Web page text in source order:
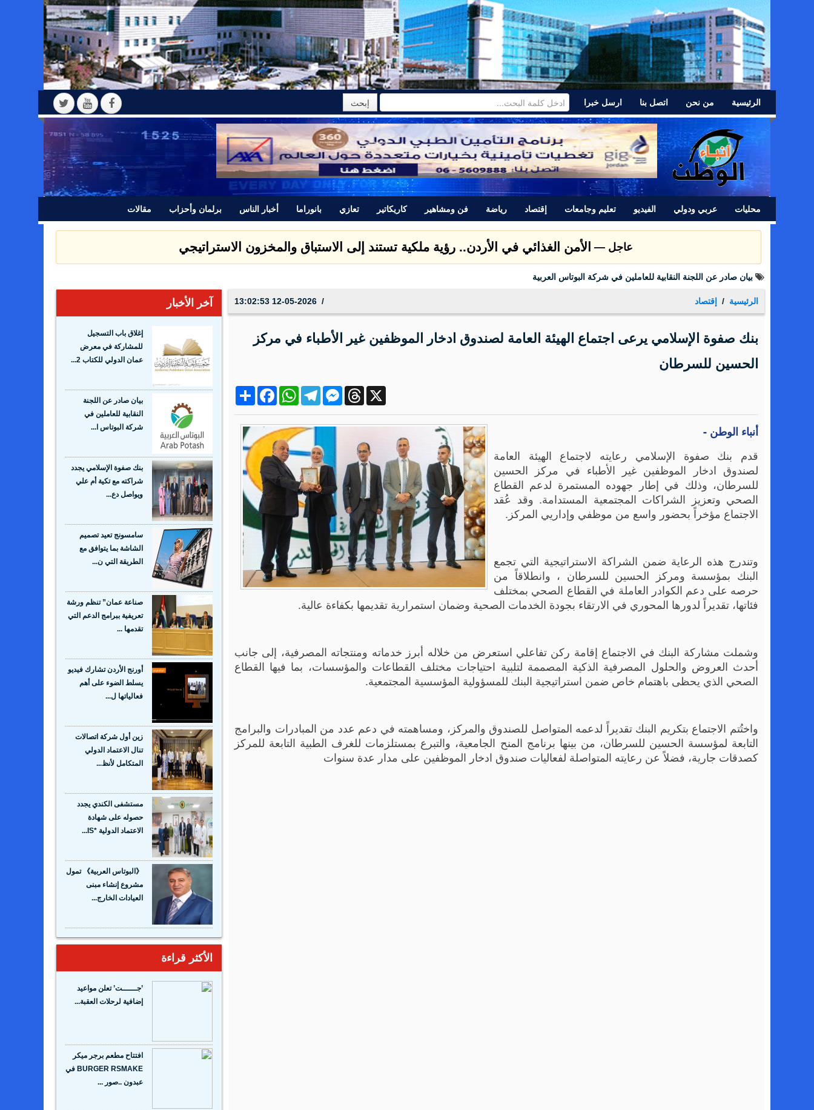
الرئيسية من نحن اتصل بنا ارسل خبرا
محليات عربي ودولي الفيديو تعليم وجامعات إقتصاد رياضة فن ومشاهير كاريكاتير تعازي بانوراما أخبار الناس برلمان وأحزاب مقالات
عاجل —عشائر اللد تتبرأ من المجرم ياسر اللحام الذي قتل نور برغل وتصدر بيانا للرأي العام
بيان صادر عن اللجنة النقابية للعاملين في شركة البوتاس العربية
الرئيسية إقتصاد 12-05-2026 13:02:53
بنك صفوة الإسلامي يرعى اجتماع الهيئة العامة لصندوق ادخار الموظفين غير الأطباء في مركز
الحسين للسرطان
ShareFacebookWhatsAppTelegramMessengerThreads X
أنباء الوطن -
قدم بنك صفوة الإسلامي رعايته لاجتماع الهيئة العامة
لصندوق ادخار الموظفين غير الأطباء في مركز الحسين
للسرطان، وذلك في إطار جهوده المستمرة لدعم القطاع
الصحي وتعزيز الشراكات المجتمعية المستدامة. وقد عُقد
الاجتماع مؤخراً بحضور واسع من موظفي وإداريي المركز.
وتندرج هذه الرعاية ضمن الشراكة الاستراتيجية التي تجمع
البنك بمؤسسة ومركز الحسين للسرطان ، وانطلاقاً من
حرصه على دعم الكوادر العاملة في القطاع الصحي بمختلف
فئاتها، تقديراً لدورها المحوري في الارتقاء بجودة الخدمات الصحية وضمان استمرارية تقديمها بكفاءة عالية.
وشملت مشاركة البنك في الاجتماع إقامة ركن تفاعلي استعرض من خلاله أبرز خدماته ومنتجاته المصرفية، إلى جانب
أحدث العروض والحلول المصرفية الذكية المصممة لتلبية احتياجات مختلف القطاعات والمؤسسات، بما فيها القطاع
الصحي الذي يحظى باهتمام خاص ضمن استراتيجية البنك للمسؤولية المؤسسية المجتمعية.
واختُتم الاجتماع بتكريم البنك تقديراً لدعمه المتواصل للصندوق والمركز، ومساهمته في دعم عدد من المبادرات والبرامج
التابعة لمؤسسة الحسين للسرطان، من بينها برنامج المنح الجامعية، والتبرع بمستلزمات للغرف الطبية التابعة للمركز
كصدقات جارية، فضلاً عن رعايته المتواصلة لفعاليات صندوق ادخار الموظفين على مدار عدة سنوات
آخر الأخبار
إغلاق باب التسجيل
للمشاركة في معرض
عمان الدولي للكتاب 2...
بيان صادر عن اللجنة
النقابية للعاملين في
شركة البوتاس ا...
بنك صفوة الإسلامي يجدد
شراكته مع تكية أم علي
ويواصل دع...
سامسونج تعيد تصميم
الشاشة بما يتوافق مع
الطريقة التي ن...
صناعة عمان” تنظم ورشة
تعريفية ببرامج الدعم التي
تقدمها ...
أورنج الأردن تشارك فيديو
يسلط الضوء على أهم
فعالياتها ل...
زين أول شركة اتصالات
تنال الاعتماد الدولي
المتكامل لأنظ...
مستشفى الكندي يجدد
حصوله على شهادة
الاعتماد الدولية *IS...
《البوتاس العربية》 تمول
مشروع إنشاء مبنى
العيادات الخارج...
الأكثر قراءة
’جــــــت’ تعلن مواعيد
إضافية لرحلات العقبة...
افتتاح مطعم برجر ميكر
BURGER RSMAKE في
عبدون ..صور ...